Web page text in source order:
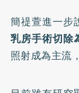
簡禔萱進一步
乳房手術切除
照射成為主流